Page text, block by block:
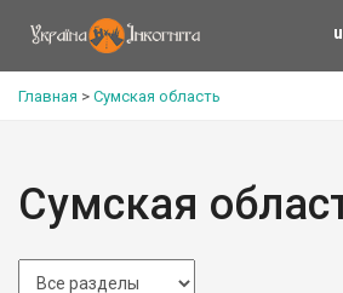
Главная > Сумская область
Сумская